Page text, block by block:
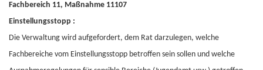
Fachbereich 11, Maßnahme 11107
Einstellungsstopp :
Die Verwaltung wird aufgefordert, dem Rat darzulegen, welche
Fachbereiche vom Einstellungsstopp betroffen sein sollen und welche